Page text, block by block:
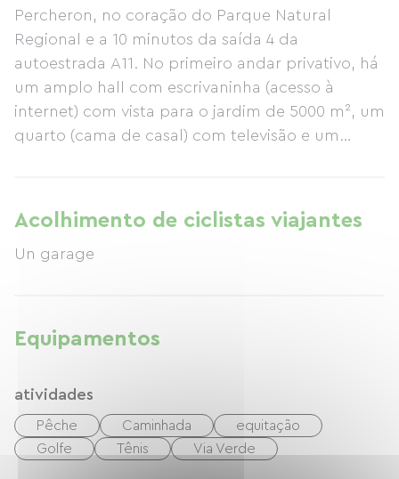
Percheron, no coração do Parque Natural
Regional e a 10 minutos da saída 4 da
autoestrada A11. No primeiro andar privativo, há
um amplo hall com escrivaninha (acesso à
internet) com vista para o jardim de 5000 m², um
quarto (cama de casal) com televisão e um
mesmo andar, mobiliado com duas camas de
solteiro, também pode ser disponibilizado para
crianças ou amigos; o banheiro com chuveiro é
Acolhimento de ciclistas viajantes
Un garage
Equipamentos
atividades
Pêche Caminhada
equitação
Golfe
Tênis Via Verde